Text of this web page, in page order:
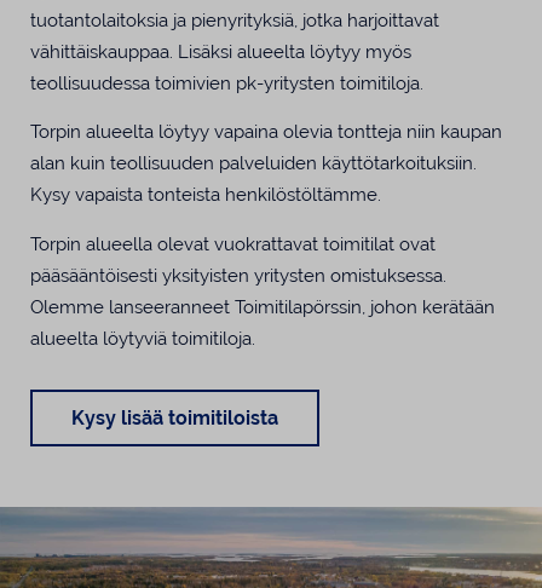
tuotantolaitoksia ja pienyrityksiä, jotka harjoittavat
vähittäiskauppaa. Lisäksi alueelta löytyy myös
teollisuudessa toimivien pk-yritysten toimitiloja.
Torpin alueelta löytyy vapaina olevia tontteja niin kaupan
alan kuin teollisuuden palveluiden käyttötarkoituksiin.
Kysy vapaista tonteista henkilöstöltämme.
Torpin alueella olevat vuokrattavat toimitilat ovat
pääsääntöisesti yksityisten yritysten omistuksessa.
Olemme lanseeranneet Toimitilapörssin, johon kerätään
alueelta löytyviä toimitiloja.
Kysy lisää toimitiloista